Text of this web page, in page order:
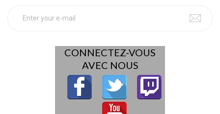
CONNECTEZ-VOUS
AVEC NOUS